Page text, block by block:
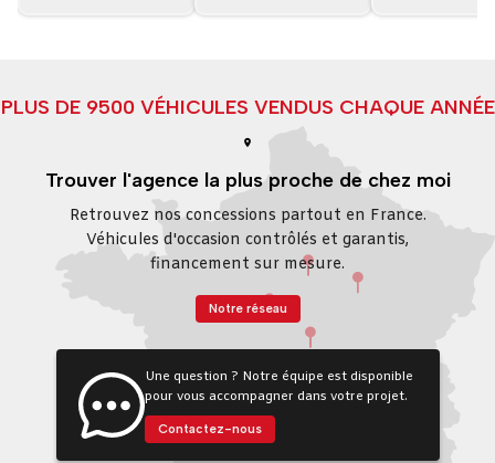
PLUS DE 9500 VÉHICULES VENDUS CHAQUE ANNÉE
Trouver l'agence la plus proche de chez moi
Retrouvez nos concessions partout en France.
Véhicules d'occasion contrôlés et garantis,
financement sur mesure.
Notre réseau
Une question ? Notre équipe est disponible
pour vous accompagner dans votre projet.
Contactez-nous